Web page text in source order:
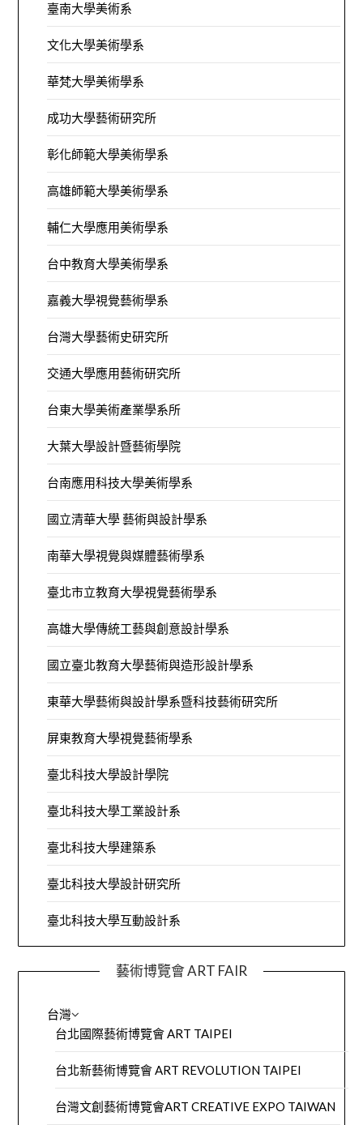
臺南大學美術系
文化大學美術學系
華梵大學美術學系
成功大學藝術研究所
彰化師範大學美術學系
高雄師範大學美術學系
輔仁大學應用美術學系
台中教育大學美術學系
嘉義大學視覺藝術學系
台灣大學藝術史研究所
交通大學應用藝術研究所
台東大學美術產業學系所
大葉大學設計暨藝術學院
台南應用科技大學美術學系
國立清華大學 藝術與設計學系
南華大學視覺與媒體藝術學系
臺北市立教育大學視覺藝術學系
高雄大學傳統工藝與創意設計學系
國立臺北教育大學藝術與造形設計學系
東華大學藝術與設計學系暨科技藝術研究所
屏東教育大學視覺藝術學系
臺北科技大學設計學院
臺北科技大學工業設計系
臺北科技大學建築系
臺北科技大學設計研究所
臺北科技大學互動設計系
藝術博覽會 ART FAIR
台灣
台北國際藝術博覽會 ART TAIPEI
台北新藝術博覽會 ART REVOLUTION TAIPEI
台灣文創藝術博覽會ART CREATIVE EXPO TAIWAN